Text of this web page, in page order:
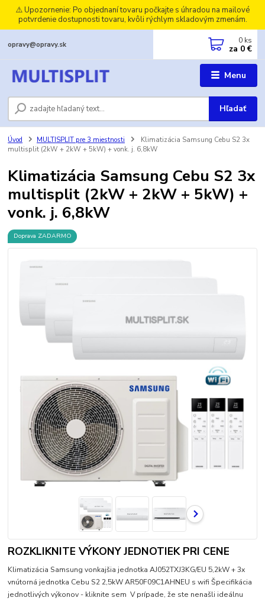
⚠️ Upozornenie: Po objednaní tovaru počkajte s úhradou na mailové
potvrdenie dostupnosti tovaru, kvôli rýchlym skladovým zmenám.
Menu
Hľadať
opravy@opravy.sk 0 ks
za 0 €
Úvod MULTISPLIT pre 3 miestnosti
Klimatizácia Samsung Cebu S2 3x
multisplit (2kW + 2kW + 5kW) + vonk. j. 6,8kW
Klimatizácia Samsung Cebu S2 3x
multisplit (2kW + 2kW + 5kW) +
vonk. j. 6,8kW
Doprava ZADARMO
ROZKLIKNITE VÝKONY JEDNOTIEK PRI CENE
Klimatizácia Samsung vonkajšia jednotka AJ052TXJ3KG/EU 5,2kW + 3x
vnútorná jednotka Cebu S2 2,5kW AR50F09C1AHNEU s wifi Špecifikácia
jednotlivých výkonov - kliknite sem V prípade, že ste nenašli ideálnu